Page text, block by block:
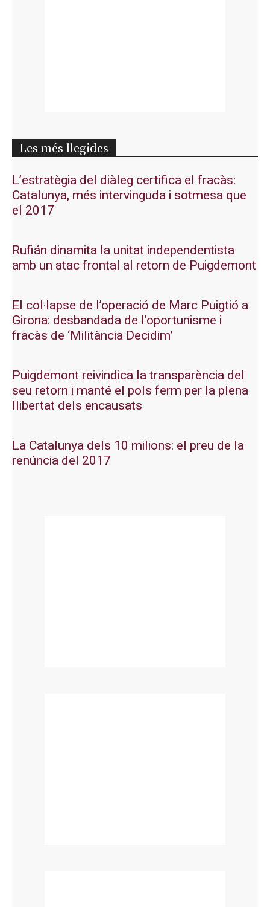
Les més llegides
L’estratègia del diàleg certifica el fracàs:
Catalunya, més intervinguda i sotmesa que
el 2017
Rufián dinamita la unitat independentista
amb un atac frontal al retorn de Puigdemont
El col·lapse de l’operació de Marc Puigtió a
Girona: desbandada de l’oportunisme i
fracàs de ‘Militància Decidim’
Puigdemont reivindica la transparència del
seu retorn i manté el pols ferm per la plena
llibertat dels encausats
La Catalunya dels 10 milions: el preu de la
renúncia del 2017